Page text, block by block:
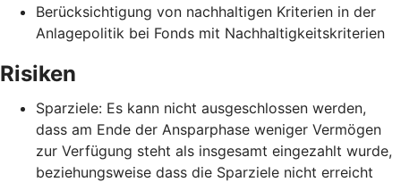
Berücksichtigung von nachhaltigen Kriterien in der
Anlagepolitik bei Fonds mit Nachhaltigkeitskriterien
Risiken
Sparziele: Es kann nicht ausgeschlossen werden,
dass am Ende der Ansparphase weniger Vermögen
zur Verfügung steht als insgesamt eingezahlt wurde,
beziehungsweise dass die Sparziele nicht erreicht